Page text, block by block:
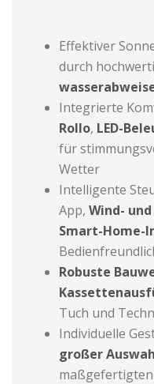
Effektiver
durch
Integrierte
Rollo, LED-
für
Wetter
Intelligente
App, Wind-
Smart-Home-
Robuste
Tuch und
Individuelle
großer